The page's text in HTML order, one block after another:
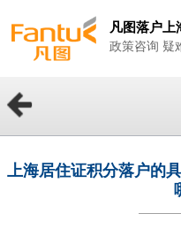
凡图落户上
政策咨询 疑
上海居住证积分落户的